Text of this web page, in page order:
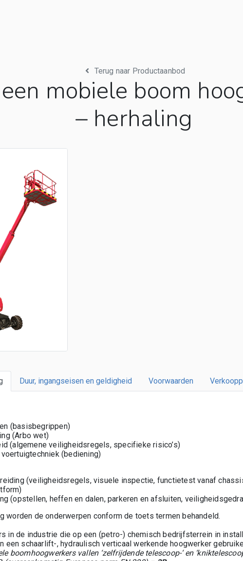
Terug naar Productaanbod
mobiele boom
– herhaling
Duur, ingangseisen en geldigheid Voorwaarden
(basisbegrippen)
(Arbo wet)
(algemene veiligheidsregels, specifieke risico’s)
(bediening)
(veiligheidsregels, visuele inspectie, functietest vanaf
(opstellen, heffen en dalen, parkeren en afsluiten,
worden de onderwerpen conform de toets termen behandeld.
in de industrie die op een (petro-) chemisch bedrijfsterrein in
een schaarlift-, hydraulisch verticaal werkende hoogwerker
boomhoogwerkers vallen ‘zelfrijdende telescoop-‘ en